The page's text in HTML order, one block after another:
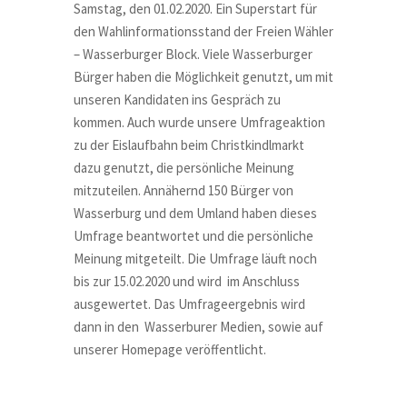
Samstag, den 01.02.2020. Ein Superstart für
den Wahlinformationsstand der Freien Wähler
– Wasserburger Block. Viele Wasserburger
Bürger haben die Möglichkeit genutzt, um mit
unseren Kandidaten ins Gespräch zu
kommen. Auch wurde unsere Umfrageaktion
zu der Eislaufbahn beim Christkindlmarkt
dazu genutzt, die persönliche Meinung
mitzuteilen. Annähernd 150 Bürger von
Wasserburg und dem Umland haben dieses
Umfrage beantwortet und die persönliche
Meinung mitgeteilt. Die Umfrage läuft noch
bis zur 15.02.2020 und wird im Anschluss
ausgewertet. Das Umfrageergebnis wird
dann in den Wasserburer Medien, sowie auf
unserer Homepage veröffentlicht.